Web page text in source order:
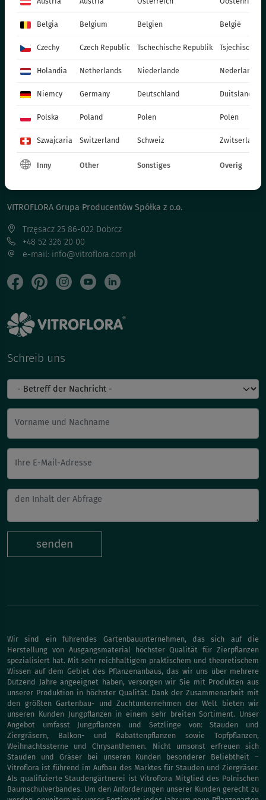
TOPFPFLANZEN
CHRYSANTHEMEN
DÜNGER
KATALOG OGRODNIKA
SOCIAL MEDIA
VITROFLORA Grupa Producentów Spółka z o.o.
Trzęsacz 25 86-022 Dobrcz
+48 52 326 20 00
e-mail: info@vitroflora.com.pl
Schreib uns
Vorname und Nachname
Ihre E-Mail-Adresse
senden
Wir sind ein führendes Gartenbauunternehmen, das sich auf die
Herstellung von Ausgangsmaterial höchster Qualität für Zierpflanzen
spezialisiert hat. Mit sehr reichhaltigem praktischem und theoretischem
Wissen auf dem Gebiet des Pflanzenanbaus, das wir uns über mehrere
Dutzend Jahre angeeignet haben, versorgen wir Sie mit Produkten aus
unserer Produktion in höchster Qualität. Dank der Zusammenarbeit mit
den größten Gartenbau- und Zuchtunternehmen der Welt bieten wir
unseren Kunden Jungpflanzen in einem sehr breiten Sortiment. Unser
Angebot umfasst Jungpflanzen und Setzlinge von: Stauden und
Ziergräsern, Balkon- und Rabattenpflanzen sowie Topfpflanzen,
Weihnachtssterne und Chrysanthemen. Nicht umsonst erfreuen sich
Stauden und Gräser bei unseren Kunden besonderer Beliebtheit –
Vitroflora ist führend im Aufbau des Marktes für Stauden und Ziergräser.
Als qualifizierte Staudengärtnerei ist Vitroflora Mitglied des Polnischen
Baumschulverbandes. Um den Anforderungen unserer Kunden gerecht zu
Belgia Belgium Belgien België
Czechy Czech Republic Tschechische Republik Tsjechische
Holandia Netherlands Niederlande Nederland
Niemcy Germany Deutschland Duitsland
Polska Poland Polen Polen
Szwajcaria Switzerland Schweiz Zwitserland
Inny Other Sonstiges Overig